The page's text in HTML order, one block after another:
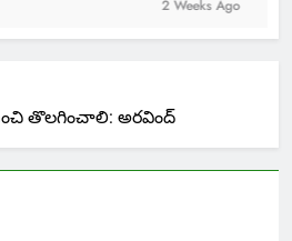
2 Weeks Ago
తొలగించాలి: అరవింద్